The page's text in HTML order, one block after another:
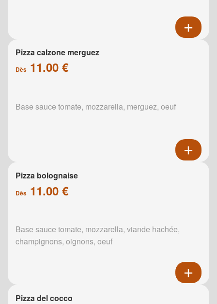
Pizza calzone merguez
Dès 11.00 €
Base sauce tomate, mozzarella, merguez, oeuf
Pizza bolognaise
Dès 11.00 €
Base sauce tomate, mozzarella, viande hachée,
champignons, oignons, oeuf
Pizza del cocco